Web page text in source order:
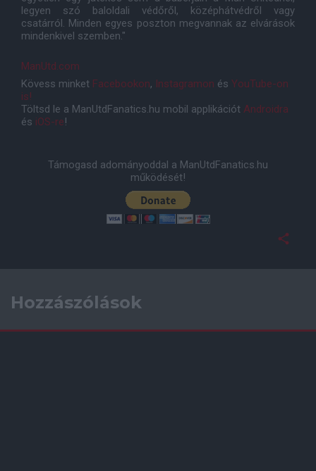
legyen szó baloldali védőről, középhátvédről vagy
csatárról. Minden egyes poszton megvannak az elvárások
mindenkivel szemben."
ManUtd.com
Kövess minket Facebookon, Instagramon és YouTube-on
is!
Töltsd le a ManUtdFanatics.hu mobil applikációt Androidra
és iOS-re!
Támogasd adományoddal a ManUtdFanatics.hu
működését!
Hozzászólások